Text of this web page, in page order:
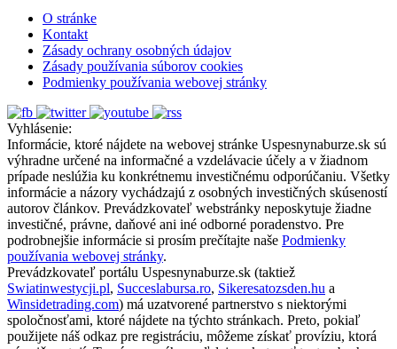
O stránke
Kontakt
Zásady ochrany osobných údajov
Zásady používania súborov cookies
Podmienky používania webovej stránky
Vyhlásenie:
Informácie, ktoré nájdete na webovej stránke Uspesnynaburze.sk sú
výhradne určené na informačné a vzdelávacie účely a v žiadnom
prípade neslúžia ku konkrétnemu investičnému odporúčaniu. Všetky
informácie a názory vychádzajú z osobných investičných skúseností
autorov článkov. Prevádzkovateľ webstránky neposkytuje žiadne
investičné, právne, daňové ani iné odborné poradenstvo. Pre
podrobnejšie informácie si prosím prečítajte naše Podmienky
používania webovej stránky.
Prevádzkovateľ portálu Uspesnynaburze.sk (taktiež
Swiatinwestycji.pl, Succeslabursa.ro, Sikeresatozsden.hu a
Winsidetrading.com) má uzatvorené partnerstvo s niektorými
spoločnosťami, ktoré nájdete na týchto stránkach. Preto, pokiaľ
použijete náš odkaz pre registráciu, môžeme získať províziu, ktorá